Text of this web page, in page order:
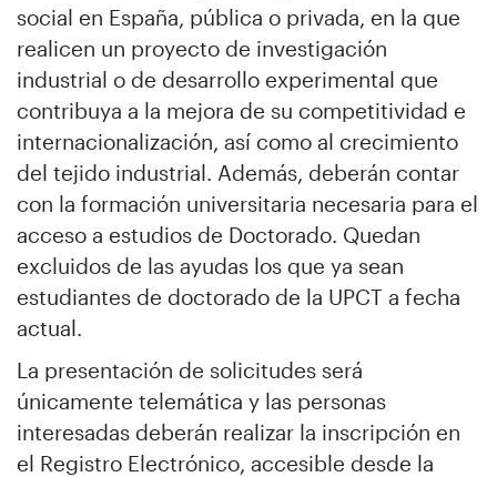
social en España, pública o privada, en la que
realicen un proyecto de investigación
industrial o de desarrollo experimental que
contribuya a la mejora de su competitividad e
internacionalización, así como al crecimiento
del tejido industrial. Además, deberán contar
con la formación universitaria necesaria para el
acceso a estudios de Doctorado. Quedan
excluidos de las ayudas los que ya sean
estudiantes de doctorado de la UPCT a fecha
actual.
La presentación de solicitudes será
únicamente telemática y las personas
interesadas deberán realizar la inscripción en
el Registro Electrónico, accesible desde la